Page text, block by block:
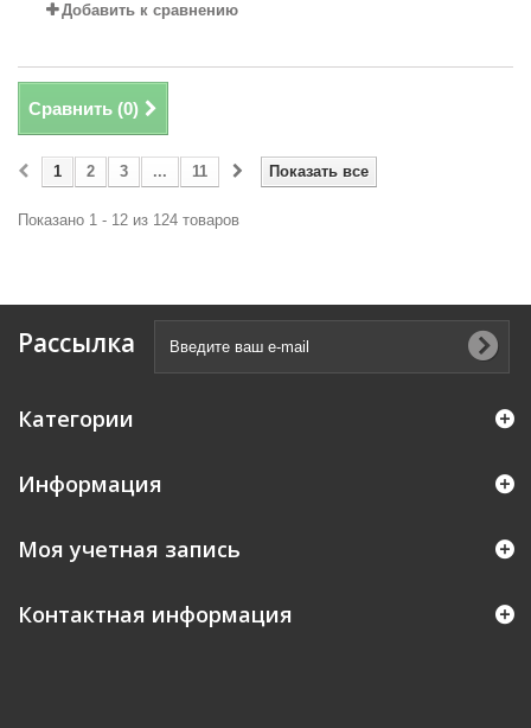
Добавить к сравнению
Сравнить (0)
Показать все
1 2 3 ... 11
Показано 1 - 12 из 124 товаров
Рассылка
Категории
Информация
Моя учетная запись
Контактная информация